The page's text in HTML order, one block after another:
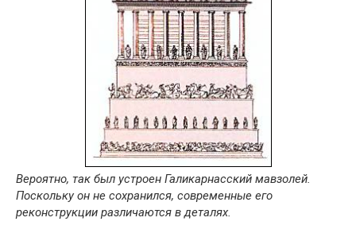
Вероятно, так был устроен Галикарнасский мавзолей.
Поскольку он не сохранился, современные его
реконструкции различаются в деталях.